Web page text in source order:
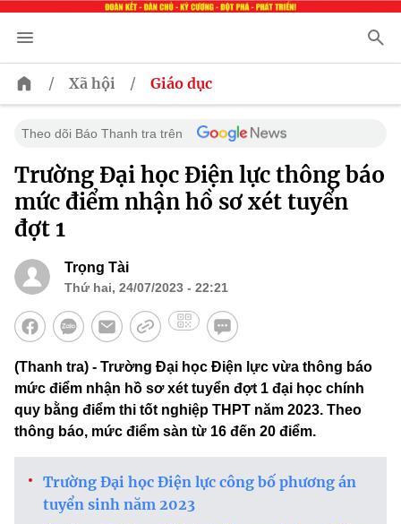
/ Xã hội / Giáo dục
Theo dõi Báo Thanh tra trên
Trường Đại học Điện lực thông báo
mức điểm nhận hồ sơ xét tuyển
đợt 1
Trọng Tài
Thứ hai, 24/07/2023 - 22:21
(Thanh tra) - Trường Đại học Điện lực vừa thông báo
mức điểm nhận hồ sơ xét tuyển đợt 1 đại học chính
quy bằng điểm thi tốt nghiệp THPT năm 2023. Theo
thông báo, mức điểm sàn từ 16 đến 20 điểm.
Trường Đại học Điện lực công bố phương án
tuyển sinh năm 2023